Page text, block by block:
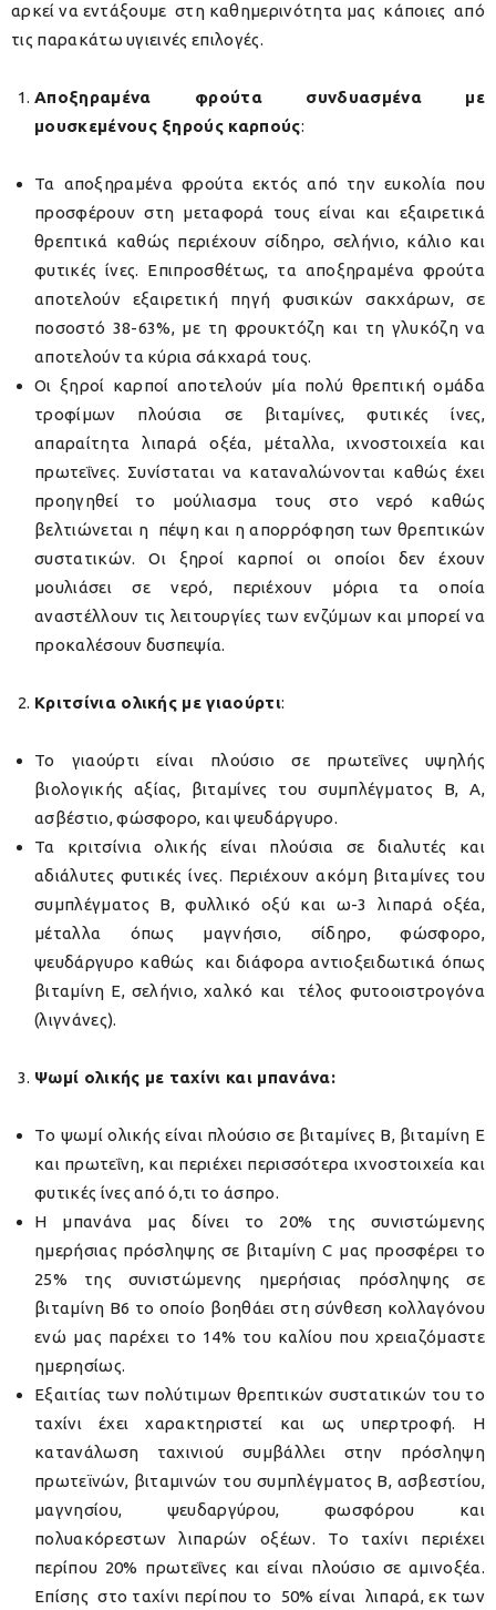
αρκεί να εντάξουμε στη καθημερινότητα μας κάποιες από
τις παρακάτω υγιεινές επιλογές.
Αποξηραμένα φρούτα συνδυασμένα με
μουσκεμένους ξηρούς καρπούς:
Τα αποξηραμένα φρούτα εκτός από την ευκολία που
προσφέρουν στη μεταφορά τους είναι και εξαιρετικά
θρεπτικά καθώς περιέχουν σίδηρο, σελήνιο, κάλιο και
φυτικές ίνες. Επιπροσθέτως, τα αποξηραμένα φρούτα
αποτελούν εξαιρετική πηγή φυσικών σακχάρων, σε
ποσοστό 38-63%, με τη φρουκτόζη και τη γλυκόζη να
αποτελούν τα κύρια σάκχαρά τους.
Οι ξηροί καρποί αποτελούν μία πολύ θρεπτική ομάδα
τροφίμων πλούσια σε βιταμίνες, φυτικές ίνες,
απαραίτητα λιπαρά οξέα, μέταλλα, ιχνοστοιχεία και
πρωτεΐνες. Συνίσταται να καταναλώνονται καθώς έχει
προηγηθεί το μούλιασμα τους στο νερό καθώς
βελτιώνεται η πέψη και η απορρόφηση των θρεπτικών
συστατικών. Οι ξηροί καρποί οι οποίοι δεν έχουν
μουλιάσει σε νερό, περιέχουν μόρια τα οποία
αναστέλλουν τις λειτουργίες των ενζύμων και μπορεί να
προκαλέσουν δυσπεψία.
Κριτσίνια ολικής με γιαούρτι:
Το γιαούρτι είναι πλούσιο σε πρωτεΐνες υψηλής
βιολογικής αξίας, βιταμίνες του συμπλέγματος B, A,
ασβέστιο, φώσφορο, και ψευδάργυρο.
Τα κριτσίνια ολικής είναι πλούσια σε διαλυτές και
αδιάλυτες φυτικές ίνες. Περιέχουν ακόμη βιταμίνες του
συμπλέγματος Β, φυλλικό οξύ και ω-3 λιπαρά οξέα,
μέταλλα όπως μαγνήσιο, σίδηρο, φώσφορο,
ψευδάργυρο καθώς και διάφορα αντιοξειδωτικά όπως
βιταμίνη Ε, σελήνιο, χαλκό και τέλος φυτοοιστρογόνα
(λιγνάνες).
Ψωμί ολικής με ταχίνι και μπανάνα:
Τo ψωμί ολικής είναι πλούσιο σε βιταμίνες Β, βιταμίνη Ε
και πρωτεΐνη, και περιέχει περισσότερα ιχνοστοιχεία και
φυτικές ίνες από ό,τι το άσπρο.
Η μπανάνα μας δίνει το 20% της συνιστώμενης
ημερήσιας πρόσληψης σε βιταμίνη C μας προσφέρει το
25% της συνιστώμενης ημερήσιας πρόσληψης σε
βιταμίνη Β6 το οποίο βοηθάει στη σύνθεση κολλαγόνου
ενώ μας παρέχει το 14% του καλίου που χρειαζόμαστε
ημερησίως.
Εξαιτίας των πολύτιμων θρεπτικών συστατικών του το
ταχίνι έχει χαρακτηριστεί και ως υπερτροφή. Η
κατανάλωση ταχινιού συμβάλλει στην πρόσληψη
πρωτεϊνών, βιταμινών του συμπλέγματος Β, ασβεστίου,
μαγνησίου, ψευδαργύρου, φωσφόρου και
πολυακόρεστων λιπαρών οξέων. Το ταχίνι περιέχει
περίπου 20% πρωτεΐνες και είναι πλούσιο σε αμινοξέα.
Επίσης στο ταχίνι περίπου το 50% είναι λιπαρά, εκ των